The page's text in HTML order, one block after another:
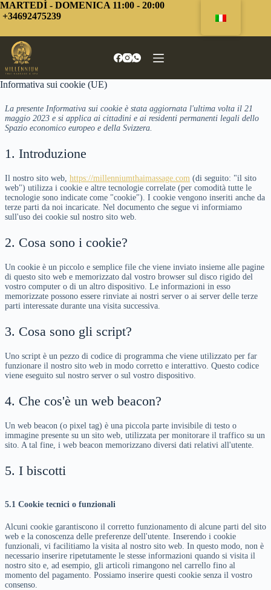
Vai
al
MARTEDÌ - DOMENICA 11:00 - 20:00
+34692475239
Informativa sui cookie (UE)
La presente Informativa sui cookie è stata aggiornata l'ultima volta il 21
maggio 2023 e si applica ai cittadini e ai residenti permanenti legali dello
Spazio economico europeo e della Svizzera.
1. Introduzione
Il nostro sito web, https://millenniumthaimassage.com (di seguito: "il sito
web") utilizza i cookie e altre tecnologie correlate (per comodità tutte le
tecnologie sono indicate come "cookie"). I cookie vengono inseriti anche da
terze parti da noi incaricate. Nel documento che segue vi informiamo
sull'uso dei cookie sul nostro sito web.
2. Cosa sono i cookie?
Un cookie è un piccolo e semplice file che viene inviato insieme alle pagine
di questo sito web e memorizzato dal vostro browser sul disco rigido del
vostro computer o di un altro dispositivo. Le informazioni in esso
memorizzate possono essere rinviate ai nostri server o ai server delle terze
parti interessate durante una visita successiva.
3. Cosa sono gli script?
Uno script è un pezzo di codice di programma che viene utilizzato per far
funzionare il nostro sito web in modo corretto e interattivo. Questo codice
viene eseguito sul nostro server o sul vostro dispositivo.
4. Che cos'è un web beacon?
Un web beacon (o pixel tag) è una piccola parte invisibile di testo o
immagine presente su un sito web, utilizzata per monitorare il traffico su un
sito. A tal fine, i web beacon memorizzano diversi dati relativi all'utente.
5. I biscotti
5.1 Cookie tecnici o funzionali
Alcuni cookie garantiscono il corretto funzionamento di alcune parti del sito
web e la conoscenza delle preferenze dell'utente. Inserendo i cookie
funzionali, vi facilitiamo la visita al nostro sito web. In questo modo, non è
necessario inserire ripetutamente le stesse informazioni quando si visita il
nostro sito e, ad esempio, gli articoli rimangono nel carrello fino al
momento del pagamento. Possiamo inserire questi cookie senza il vostro
consenso.